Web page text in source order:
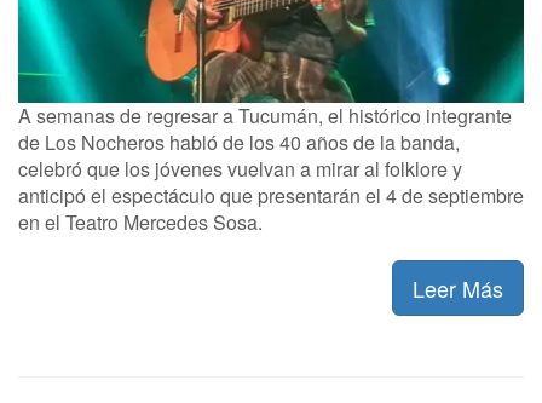
A semanas de regresar a Tucumán, el histórico integrante
de Los Nocheros habló de los 40 años de la banda,
celebró que los jóvenes vuelvan a mirar al folklore y
anticipó el espectáculo que presentarán el 4 de septiembre
en el Teatro Mercedes Sosa.
Leer Más